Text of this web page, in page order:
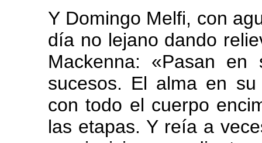
Y Domingo Melfi, con
día no lejano dando
Mackenna: «Pasan en
sucesos. El alma en
con todo el cuerpo
las etapas. Y reía a